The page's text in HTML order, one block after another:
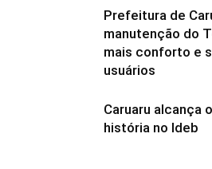
Prefeitura de
manutenção do
mais conforto e
usuários
Caruaru alcança
história no Ideb